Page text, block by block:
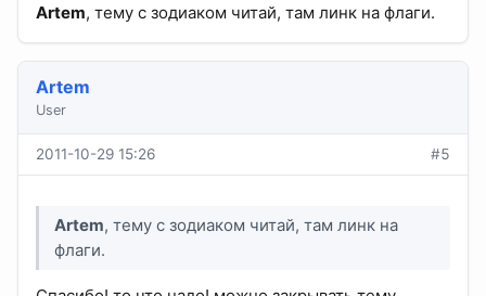
Artem, тему с зодиаком читай, там линк на флаги.
Artem
User
2011-10-29 15:26 #5
Artem, тему с зодиаком читай, там линк на
флаги.